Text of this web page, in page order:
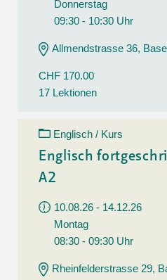
Donnerstag
09:30 - 10:30 Uhr
Allmendstrasse 36,
CHF 170.00
17 Lektionen
Englisch / Kurs
Englisch
A2
10.08.26 - 14.12.26
Montag
08:30 - 09:30 Uhr
Rheinfelderstrasse 29,